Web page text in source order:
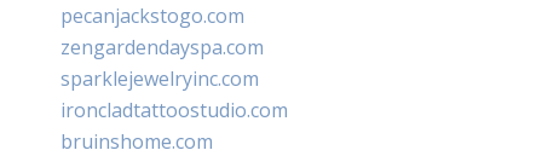
pecanjackstogo.com
zengardendayspa.com
sparklejewelryinc.com
ironcladtattoostudio.com
bruinshome.com